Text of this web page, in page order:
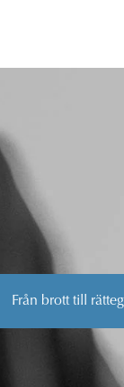
Från brott till